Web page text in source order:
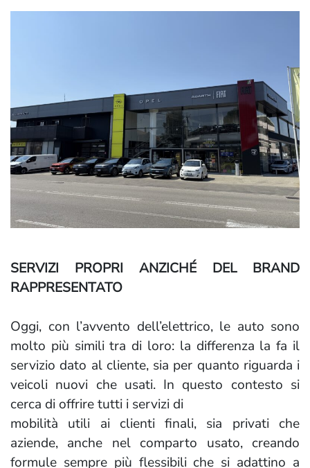
SERVIZI PROPRI ANZICHÉ DEL BRAND
RAPPRESENTATO
Oggi, con l’avvento dell’elettrico, le auto sono
molto più simili tra di loro: la differenza la fa il
servizio dato al cliente, sia per quanto riguarda i
veicoli nuovi che usati. In questo contesto si
cerca di offrire tutti i servizi di
mobilità utili ai clienti finali, sia privati che
aziende, anche nel comparto usato, creando
formule sempre più flessibili che si adattino a